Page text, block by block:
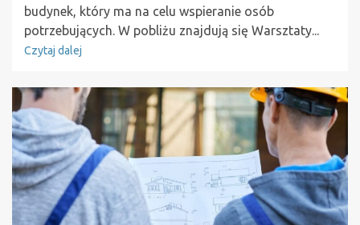
budynek, który ma na celu wspieranie osób
potrzebujących. W pobliżu znajdują się Warsztaty...
Czytaj dalej